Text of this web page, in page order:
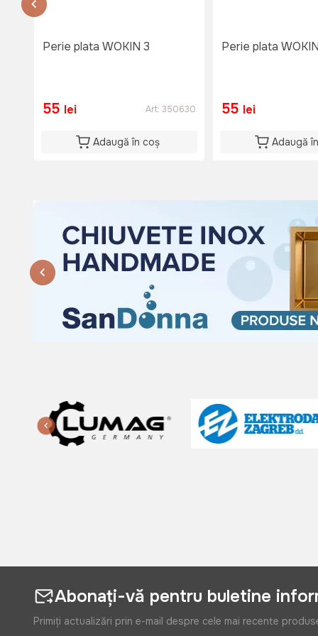
Lu-Vi: 08:00-18:00
Si: 08:00 - 15:00
Perie plata WOKIN 3
55 lei Art: 350630
Adaugă în coș
Perie plata
55 lei
Adaugă
Abonați-vă pentru buletine
Primiți actualizări prin e-mail despre cele mai recente